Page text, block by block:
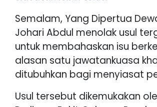
Semalam, Yang Dipertua
Johari Abdul menolak usul
untuk membahaskan isu
alasan satu jawatankuasa
ditubuhkan bagi menyiasat
Usul tersebut dikemukakan